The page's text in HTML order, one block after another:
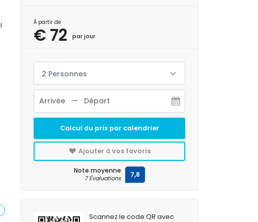
À partir de
€ 72 par jour
2 Personnes
Calcul du prix par calendrier
Ajouter à vos favoris
Note moyenne
7 Évaluations 7,8
Scannez le code QR avec